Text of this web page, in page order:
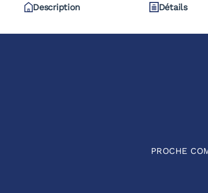
Description Détails
PROCHE